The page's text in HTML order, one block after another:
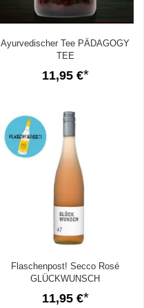
Ayurvedischer Tee PÄDAGOGY
TEE
11,95 €
Flaschenpost! Secco Rosé
GLÜCKWUNSCH
11,95 €